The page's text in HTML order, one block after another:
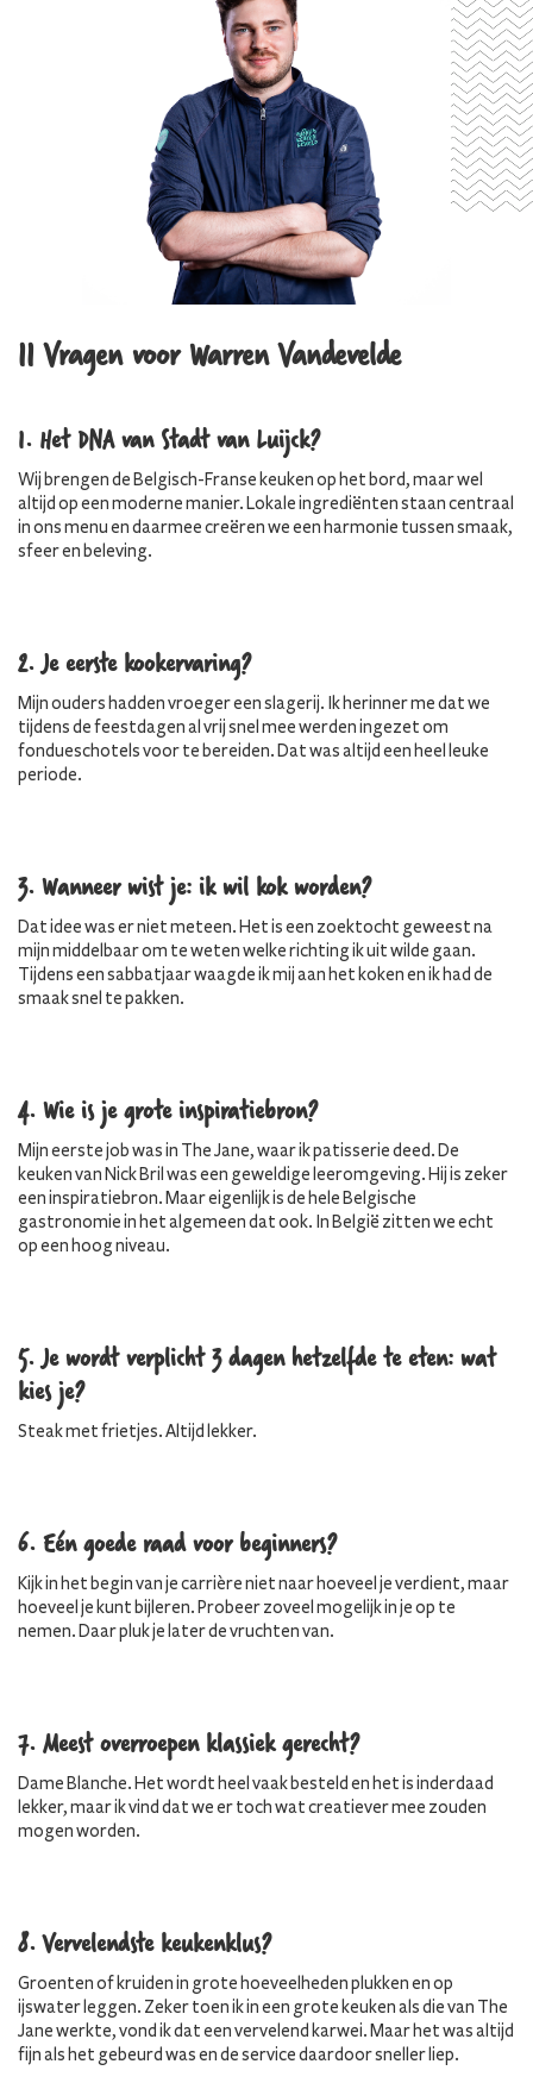
11 Vragen voor Warren Vandevelde
1. Het DNA van Stadt van Luijck?
Wij brengen de Belgisch-Franse keuken op het bord, maar wel
altijd op een moderne manier. Lokale ingrediënten staan centraal
in ons menu en daarmee creëren we een harmonie tussen smaak,
sfeer en beleving.
2. Je eerste kookervaring?
Mijn ouders hadden vroeger een slagerij. Ik herinner me dat we
tijdens de feestdagen al vrij snel mee werden ingezet om
fondueschotels voor te bereiden. Dat was altijd een heel leuke
periode.
3. Wanneer wist je: ik wil kok worden?
Dat idee was er niet meteen. Het is een zoektocht geweest na
mijn middelbaar om te weten welke richting ik uit wilde gaan.
Tijdens een sabbatjaar waagde ik mij aan het koken en ik had de
smaak snel te pakken.
4. Wie is je grote inspiratiebron?
Mijn eerste job was in The Jane, waar ik patisserie deed. De
keuken van Nick Bril was een geweldige leeromgeving. Hij is zeker
een inspiratiebron. Maar eigenlijk is de hele Belgische
gastronomie in het algemeen dat ook. In België zitten we echt
op een hoog niveau.
5. Je wordt verplicht 3 dagen hetzelfde te eten: wat
kies je?
Steak met frietjes. Altijd lekker.
6. Eén goede raad voor beginners?
Kijk in het begin van je carrière niet naar hoeveel je verdient, maar
hoeveel je kunt bijleren. Probeer zoveel mogelijk in je op te
nemen. Daar pluk je later de vruchten van.
7. Meest overroepen klassiek gerecht?
Dame Blanche. Het wordt heel vaak besteld en het is inderdaad
lekker, maar ik vind dat we er toch wat creatiever mee zouden
mogen worden.
8. Vervelendste keukenklus?
Groenten of kruiden in grote hoeveelheden plukken en op
ijswater leggen. Zeker toen ik in een grote keuken als die van The
Jane werkte, vond ik dat een vervelend karwei. Maar het was altijd
fijn als het gebeurd was en de service daardoor sneller liep.